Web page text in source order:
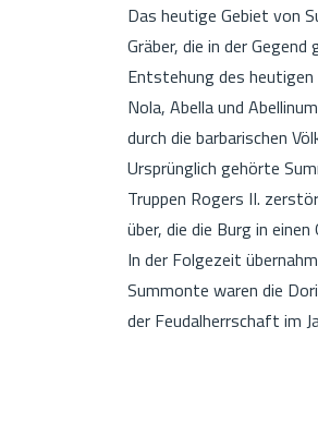
Das heutige Gebiet von
Gräber, die in der
Entstehung des heutigen
Nola, Abella und
durch die barbarischen
Ursprünglich gehörte
Truppen Rogers II.
über, die die Burg in
In der Folgezeit
Summonte waren die
der Feudalherrschaft im